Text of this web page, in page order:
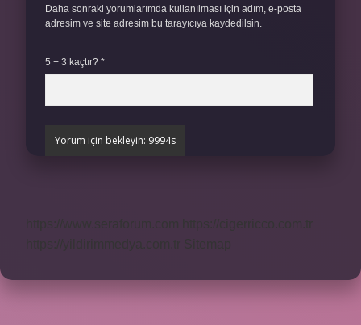
Daha sonraki yorumlarımda kullanılması için adım, e-posta
adresim ve site adresim bu tarayıcıya kaydedilsin.
5 + 3 kaçtır? *